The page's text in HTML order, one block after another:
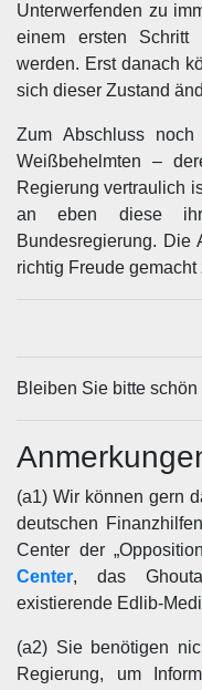
Unterwerfenden zu
einem ersten
werden. Erst danach
sich dieser Zustand
Zum Abschluss
Weißbehelmten –
Regierung vertraulich
an eben diese
Bundesregierung. Die
richtig Freude gemacht
Bleiben Sie bitte schön
(a1) Wir können gern
deutschen
Center der
Center, das
existierende Edlib-
(a2) Sie benötigen
Regierung, um